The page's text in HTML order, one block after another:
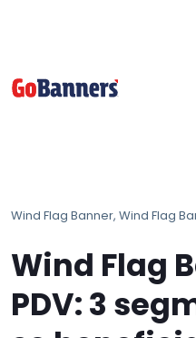
Wind Flag Banner Wind Flag
Wind Flag
PDV: 3